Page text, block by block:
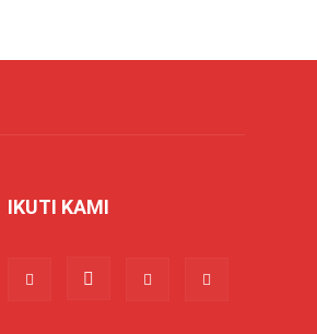
IKUTI KAMI